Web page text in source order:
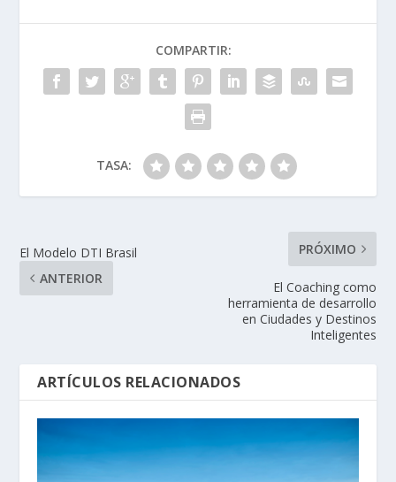
COMPARTIR:
TASA:
El Modelo DTI Brasil
ANTERIOR
PRÓXIMO
El Coaching como
herramienta de desarrollo
en Ciudades y Destinos
Inteligentes
ARTÍCULOS RELACIONADOS